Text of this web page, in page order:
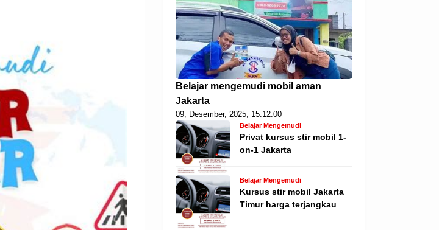
Belajar mengemudi mobil aman
Jakarta
09, Desember, 2025, 15:12:00
Belajar Mengemudi
Privat kursus stir mobil 1-
on-1 Jakarta
Belajar Mengemudi
Kursus stir mobil Jakarta
Timur harga terjangkau